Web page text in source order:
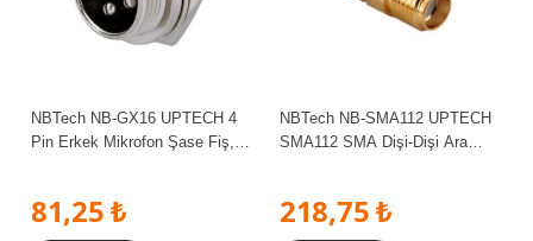
NBTech NB-GX16 UPTECH 4
Pin Erkek Mikrofon Şase Fiş,
81,25 ₺
NBTech NB-SMA112 UPTECH
SMA112 SMA Dişi-Dişi Ara
218,75 ₺